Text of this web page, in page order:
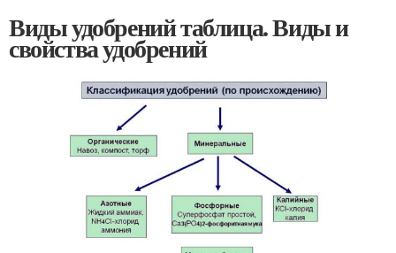
Виды удобрений таблица. Виды и
свойства удобрений